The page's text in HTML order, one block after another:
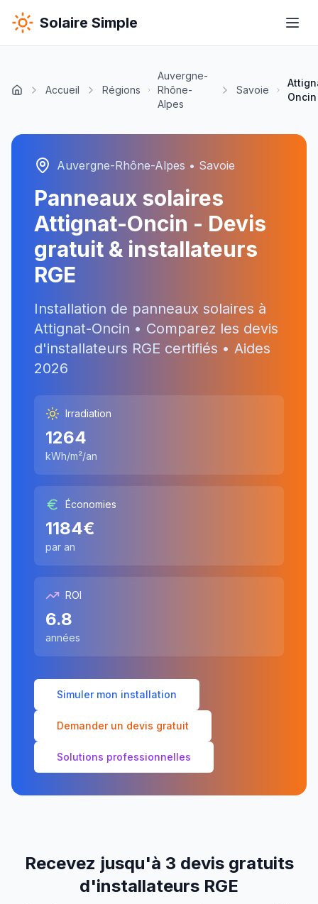
Solaire Simple
Accueil Régions
Auvergne-
Rhône-
Alpes
Savoie
Oncin
Auvergne-Rhône-Alpes • Savoie
Panneaux solaires
Attignat-Oncin - Devis
gratuit & installateurs
RGE
Installation de panneaux solaires à
Attignat-Oncin • Comparez les devis
d'installateurs RGE certifiés • Aides
2026
Irradiation
1264
kWh/m²/an
Économies
1184€
par an
ROI
6.8
années
Simuler mon installation
Demander un devis gratuit
Solutions professionnelles
Recevez jusqu'à 3 devis gratuits
d'installateurs RGE